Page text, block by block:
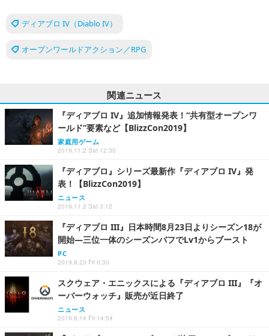
ディアブロ IV（Diablo IV）
オープンワールドアクション／RPG
関連ニュース
『ディアブロ IV』追加情報発表！“共有型オープンワ
ールド”要素など【BlizzCon2019】
家庭用ゲーム
2019.11.2 Sat 12:30
『ディアブロ』シリーズ最新作『ディアブロ IV』発
表！【BlizzCon2019】
ニュース
2019.11.2 Sat 3:12
『ディアブロ III』日本時間8月23日よりシーズン18が
開始―三位一体のシーズンバフでLv1からブースト
PC
2019.8.23 Fri 0:30
スクウェア・エニックスによる『ディアブロ III』『オ
ーバーウォッチ』販売が近日終了
ニュース
2019.6.14 Fri 14:54